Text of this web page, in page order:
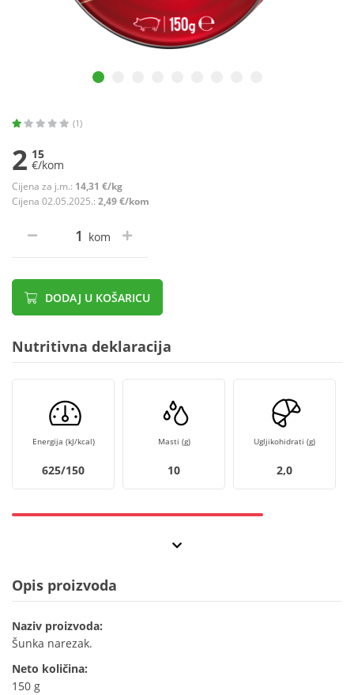
(1)
2 15
€/kom
Cijena za j.m.: 14,31 €/kg
Cijena 02.05.2025.: 2,49 €/kom
kom
DODAJ U KOŠARICU
Nutritivna deklaracija
Energija (kJ/kcal)
625/150
Masti (g)
10
Ugljikohidrati (g)
2,0
Opis proizvoda
Naziv proizvoda:
Šunka narezak.
Neto količina:
150 g